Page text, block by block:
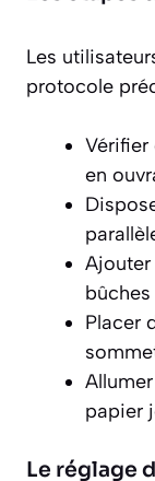
Les
protocole
en
Placer
papier
Le réglage